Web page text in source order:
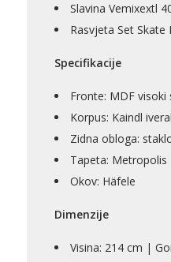
tehnika galanterija
Bicikli
Slavina Vemixextl
Rasvjeta Set Skate
Specifikacije
Fronte: MDF visoki
Korpus: Kaindl
Zidna obloga:
Tapeta: Metropolis
Okov: Häfele
Dimenzije
Visina: 214 cm |